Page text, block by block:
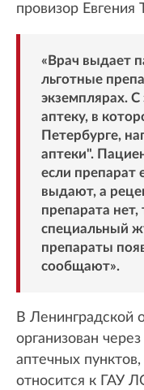
провизор Евгения
«Врач выдает
льготные
экземплярах.
аптеку, в
Петербурге,
аптеки".
если препарат
выдают, а
препарата нет,
специальный
препараты
сообщают».
В Ленинградской
организован
аптечных
относится к ГАУ